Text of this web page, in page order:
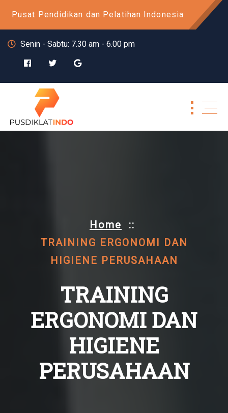
Pusat Pendidikan dan Pelatihan Indonesia
Senin - Sabtu: 7.30 am - 6.00 pm
Home ::
TRAINING ERGONOMI DAN
HIGIENE PERUSAHAAN
TRAINING
ERGONOMI DAN
HIGIENE
PERUSAHAAN